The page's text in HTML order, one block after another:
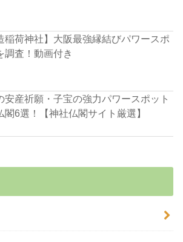
稲荷神社】大阪最強縁結びパワースポ
調査！動画付き
安産祈願・子宝の強力パワースポット
閣6選！【神社仏閣サイト厳選】